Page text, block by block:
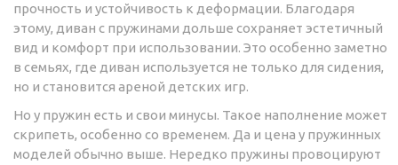
прочность и устойчивость к деформации. Благодаря
этому, диван с пружинами дольше сохраняет эстетичный
вид и комфорт при использовании. Это особенно заметно
в семьях, где диван используется не только для сидения,
но и становится ареной детских игр.
Но у пружин есть и свои минусы. Такое наполнение может
скрипеть, особенно со временем. Да и цена у пружинных
моделей обычно выше. Нередко пружины провоцируют